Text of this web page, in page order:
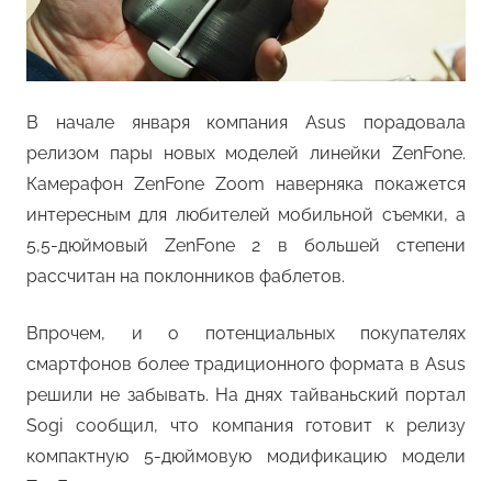
В начале января компания Asus порадовала
релизом пары новых моделей линейки ZenFone.
Камерафон ZenFone Zoom наверняка покажется
интересным для любителей мобильной съемки, а
5,5-дюймовый ZenFone 2 в большей степени
рассчитан на поклонников фаблетов.
Впрочем, и о потенциальных покупателях
смартфонов более традиционного формата в Asus
решили не забывать. На днях тайваньский портал
Sogi сообщил, что компания готовит к релизу
компактную 5-дюймовую модификацию модели